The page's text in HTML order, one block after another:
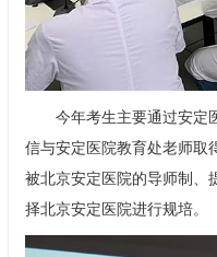
今年考生主要通过安定
信与安定医院教育处老师取
被北京安定医院的导师制、
择北京安定医院进行规培。